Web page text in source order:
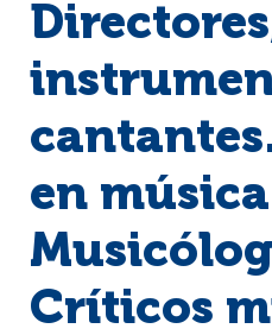
en
Críticos